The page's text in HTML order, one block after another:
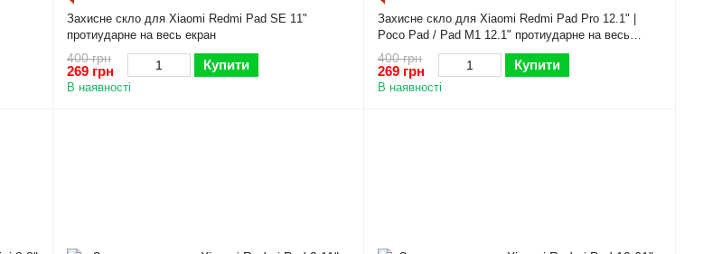
Захисне скло для Xiaomi Redmi Pad SE 11"
протиударне на весь екран
400 грн
269 грн Купити
В наявності
Захисне скло для Xiaomi Redmi Pad Pro 12.1" |
Poco Pad / Pad M1 12.1" протиударне на весь
екран
400 грн
269 грн Купити
В наявності